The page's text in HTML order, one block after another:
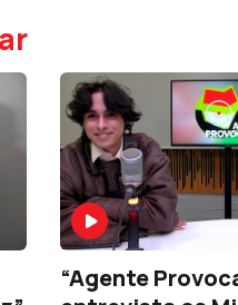
“Agente